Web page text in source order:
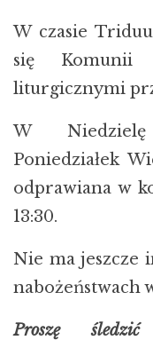
W czasie
się Komunii
liturgicznymi
W
Poniedziałek
odprawiana w
13:30.
Nie ma jeszcze
nabożeństwach
Proszę